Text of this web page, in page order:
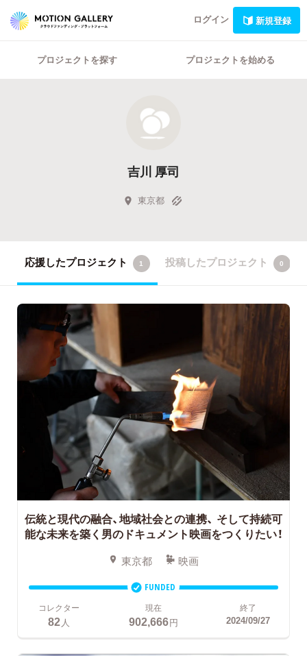
ログイン 新規登録
プロジェクトを探す プロジェクトを始める
吉川 厚司
東京都
応援したプロジェクト 1 投稿したプロジェクト 0
伝統と現代の融合、地域社会との連携、 そして持続可
能な未来を築く男のドキュメント映画をつくりたい！
東京都 映画
FUNDED
コレクター
82 人
現在
902,666円
終了
2024/09/27